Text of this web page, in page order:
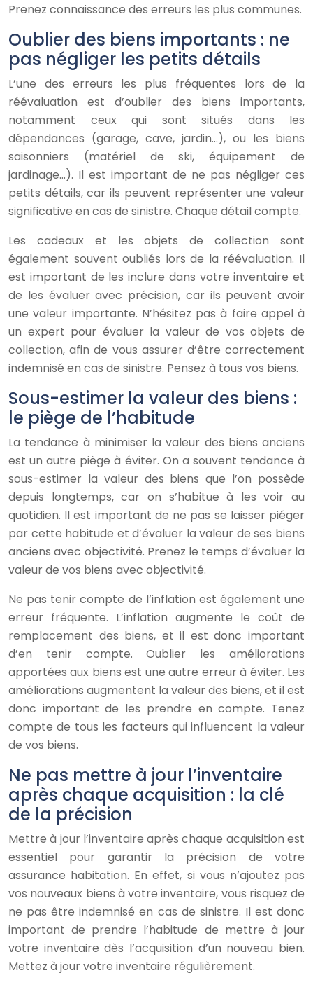
Prenez connaissance des erreurs les plus communes.
Oublier des biens importants : ne
pas négliger les petits détails
L’une des erreurs les plus fréquentes lors de la
réévaluation est d’oublier des biens importants,
notamment ceux qui sont situés dans les
dépendances (garage, cave, jardin…), ou les biens
saisonniers (matériel de ski, équipement de
jardinage…). Il est important de ne pas négliger ces
petits détails, car ils peuvent représenter une valeur
significative en cas de sinistre. Chaque détail compte.
Les cadeaux et les objets de collection sont
également souvent oubliés lors de la réévaluation. Il
est important de les inclure dans votre inventaire et
de les évaluer avec précision, car ils peuvent avoir
une valeur importante. N’hésitez pas à faire appel à
un expert pour évaluer la valeur de vos objets de
collection, afin de vous assurer d’être correctement
indemnisé en cas de sinistre. Pensez à tous vos biens.
Sous-estimer la valeur des biens :
le piège de l’habitude
La tendance à minimiser la valeur des biens anciens
est un autre piège à éviter. On a souvent tendance à
sous-estimer la valeur des biens que l’on possède
depuis longtemps, car on s’habitue à les voir au
quotidien. Il est important de ne pas se laisser piéger
par cette habitude et d’évaluer la valeur de ses biens
anciens avec objectivité. Prenez le temps d’évaluer la
valeur de vos biens avec objectivité.
Ne pas tenir compte de l’inflation est également une
erreur fréquente. L’inflation augmente le coût de
remplacement des biens, et il est donc important
d’en tenir compte. Oublier les améliorations
apportées aux biens est une autre erreur à éviter. Les
améliorations augmentent la valeur des biens, et il est
donc important de les prendre en compte. Tenez
compte de tous les facteurs qui influencent la valeur
de vos biens.
Ne pas mettre à jour l’inventaire
après chaque acquisition : la clé
de la précision
Mettre à jour l’inventaire après chaque acquisition est
essentiel pour garantir la précision de votre
assurance habitation. En effet, si vous n’ajoutez pas
vos nouveaux biens à votre inventaire, vous risquez de
ne pas être indemnisé en cas de sinistre. Il est donc
important de prendre l’habitude de mettre à jour
votre inventaire dès l’acquisition d’un nouveau bien.
Mettez à jour votre inventaire régulièrement.